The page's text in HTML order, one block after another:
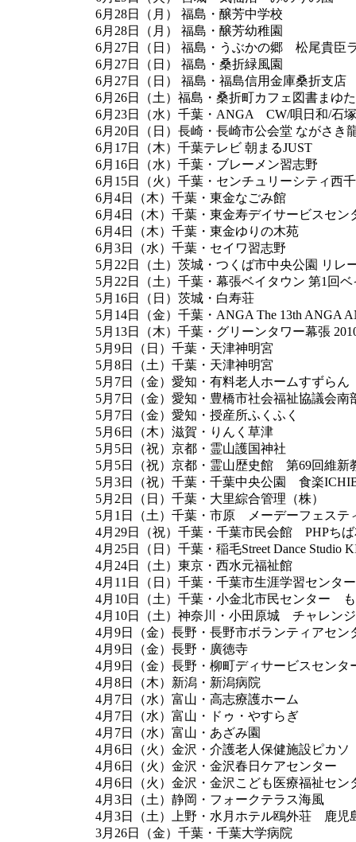
6月28日（月） 福島・醸芳中学校
6月28日（月） 福島・醸芳幼稚園
6月27日（日） 福島・うぶかの郷 松尾貴臣
6月27日（日） 福島・桑折緑風園
6月27日（日） 福島・福島信用金庫桑折支
6月26日（土）福島・桑折町カフェ図書まゆ
6月23日（水）千葉・ANGA CW/唄日和/石
6月20日（日）長崎・長崎市公会堂 ながさき
6月17日（木）千葉テレビ 朝まるJUST
6月16日（水）千葉・ブレーメン習志野
6月15日（火）千葉・センチュリーシティ西
6月4日（木）千葉・東金なごみ館
6月4日（木）千葉・東金寿デイサービスセン
6月4日（木）千葉・東金ゆりの木苑
6月3日（水）千葉・セイワ習志野
5月22日（土）茨城・つくば市中央公園 リレ
5月22日（土）千葉・幕張ベイタウン 第1回
5月16日（日）茨城・白寿荘
5月14日（金）千葉・ANGA The 13th ANGA
5月13日（木）千葉・グリーンタワー幕張
5月9日（日）千葉・天津神明宮
5月8日（土）千葉・天津神明宮
5月7日（金）愛知・有料老人ホームすずらん
5月7日（金）愛知・豊橋市社会福祉協議会南
5月7日（金）愛知・授産所ふくふく
5月6日（木）滋賀・りんく草津
5月5日（祝）京都・霊山護国神社
5月5日（祝）京都・霊山歴史館 第69回維新
5月3日（祝）千葉・千葉中央公園 食楽
5月2日（日）千葉・大里綜合管理（株）
5月1日（土）千葉・市原 メーデーフェステ
4月29日（祝）千葉・千葉市民会館 PHPち
4月25日（日）千葉・稲毛Street Dance Studio
4月24日（土）東京・西水元福祉館
4月11日（日）千葉・千葉市生涯学習セン
4月10日（土）千葉・小金北市民センター
4月10日（土）神奈川・小田原城 チャレン
4月9日（金）長野・長野市ボランティアセン
4月9日（金）長野・廣徳寺
4月9日（金）長野・柳町ディサービスセンタ
4月8日（木）新潟・新潟病院
4月7日（水）富山・高志療護ホーム
4月7日（水）富山・ドゥ・やすらぎ
4月7日（水）富山・あざみ園
4月6日（火）金沢・介護老人保健施設ピカソ
4月6日（火）金沢・金沢春日ケアセンター
4月6日（火）金沢・金沢こども医療福祉セン
4月3日（土）静岡・フォークテラス海風
4月3日（土）上野・水月ホテル鴎外荘 鹿児
3月26日（金）千葉・千葉大学病院